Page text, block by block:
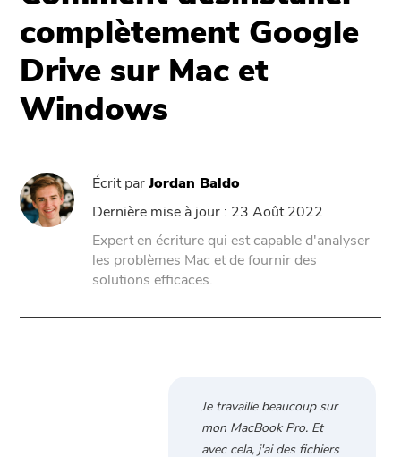
PowerMyMac
PowerUninstall
Video Converter
Screen Recorder
En ligne
Free Photo Compressor
complètement Google
Drive sur Mac et
Windows
Écrit parJordan Baldo
Dernière mise à jour : 23 Août 2022
Expert en écriture qui est capable d'analyser
les problèmes Mac et de fournir des
solutions efficaces.
Je travaille beaucoup sur
mon MacBook Pro. Et
avec cela, j'ai des fichiers